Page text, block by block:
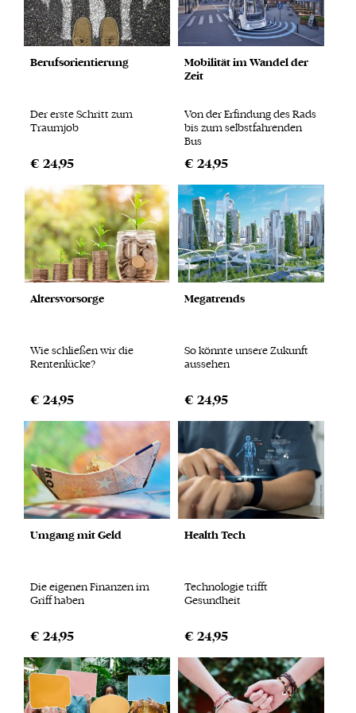
Berufsorientierung
Der erste Schritt zum
Traumjob
€ 24,95
Mobilität im Wandel der
Zeit
Von der Erfindung des Rads
bis zum selbstfahrenden
Bus
€ 24,95
Altersvorsorge
Wie schließen wir die
Rentenlücke?
€ 24,95
Megatrends
So könnte unsere Zukunft
aussehen
€ 24,95
Umgang mit Geld
Die eigenen Finanzen im
Griff haben
€ 24,95
Health Tech
Technologie trifft
Gesundheit
€ 24,95